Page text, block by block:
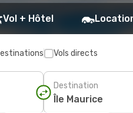
Vol + Hôtel
Vols directs
Destination